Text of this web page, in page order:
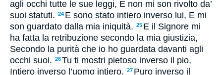
agli occhi tutte le sue leggi, E non mi son rivolto da’
suoi statuti. 24 E sono stato intiero inverso lui, E mi
son guardato dalla mia iniquità. 25 E il Signore mi
ha fatta la retribuzione secondo la mia giustizia,
Secondo la purità che io ho guardata davanti agli
occhi suoi. 26Tu ti mostri pietoso inverso il pio,
Intiero inverso l’uomo intiero. 27 Puro inverso il